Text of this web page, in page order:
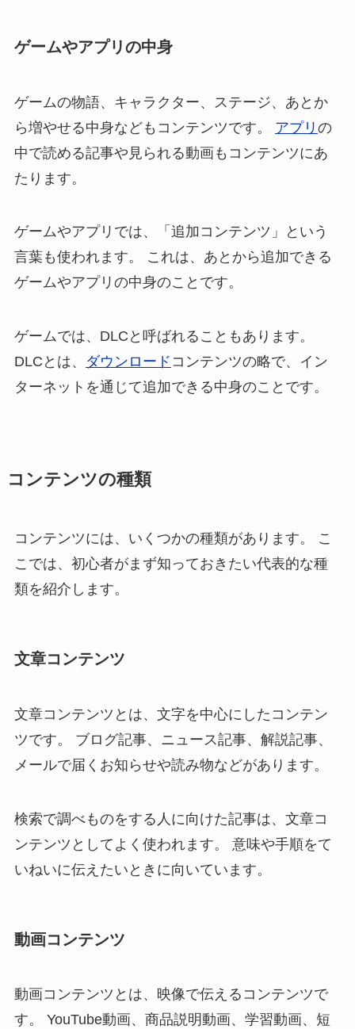
ゲームやアプリの中身
ゲームの物語、キャラクター、ステージ、あとか
ら増やせる中身などもコンテンツです。 アプリ の
中で読める記事や見られる動画もコンテンツにあ
たります。
ゲームやアプリでは、「追加コンテンツ」という
言葉も使われます。 これは、あとから追加できる
ゲームやアプリの中身のことです。
ゲームでは、DLCと呼ばれることもあります。
DLCとは、
ダウンロード コンテンツの略で、イン
ターネットを通じて追加できる中身のことです。
コンテンツの種類
コンテンツには、いくつかの種類があります。 こ
こでは、初心者がまず知っておきたい代表的な種
類を紹介します。
文章コンテンツ
文章コンテンツとは、文字を中心にしたコンテン
ツです。 ブログ記事、ニュース記事、解説記事、
メールで届くお知らせや読み物などがあります。
検索で調べものをする人に向けた記事は、文章コ
ンテンツとしてよく使われます。 意味や手順をて
いねいに伝えたいときに向いています。
動画コンテンツ
動画コンテンツとは、映像で伝えるコンテンツで
す。 YouTube動画、商品説明動画、学習動画、短